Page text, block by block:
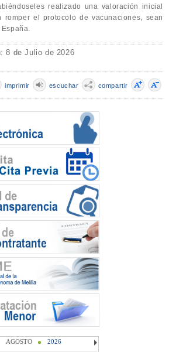
realizado una valoración inicial
romper el protocolo de vacunaciones, sean
8 de Julio de 2026
compartir
escuchar
imprimir
AGOSTO 2026